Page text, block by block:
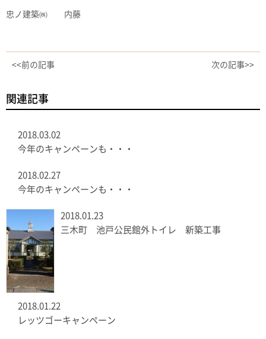
忠ノ建築㈱ 内藤
<<前の記事 次の記事>>
関連記事
2018.03.02
今年のキャンペーンも・・・
2018.02.27
今年のキャンペーンも・・・
2018.01.23
三木町 池戸公民館外トイレ 新築工事
2018.01.22
レッツゴーキャンペーン